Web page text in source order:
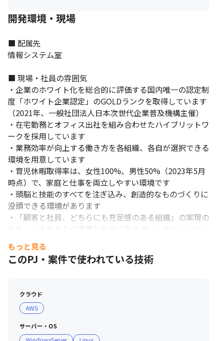
開発環境・現場
■ 配属先
情報システム室
■ 現場・社員の雰囲気
・企業のホワイト化を総合的に評価する国内唯一の認定制
度「ホワイト企業認定」のGOLDランクを取得しています
（2021年、一般社団法人日本次世代企業普及機構主催）
・在宅勤務とオフィス出社を組み合わせたハイブリットワ
ークを採用しています
・業務効率が向上する働き方を各組織、各自が選択できる
環境を用意しています
・育児休暇取得率は、女性100%、男性50%（2023年5月
時点）で、家庭と仕事を両立しやすい環境です
・頭脳と技能のすべてを注ぎ込み、創造的なものづくりに
没頭できる環境があります
・「顧客と社員、どちらにも充足感のある組織」の実現の
ため、一人ひとりが事業と社会に向き合い、チャレンジし
続けています
・会社として社外でのカンファレンスや勉強会での登壇を
推奨しており、自身のエンジニアとしてのブランド化を推
もっと見る
このPJ・案件で使われている技術
クラウド
AWS
サーバー・OS